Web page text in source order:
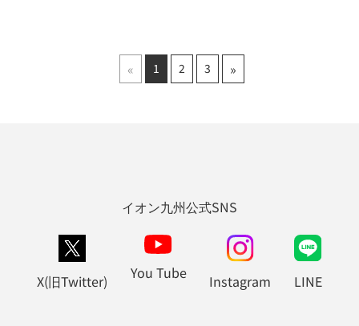
« 1 2 3 »
イオン九州公式SNS
X(旧Twitter) You Tube Instagram LINE